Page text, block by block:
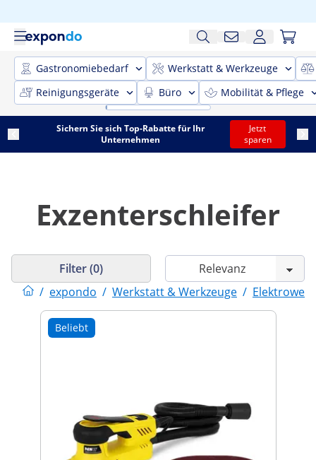
Gastronomiebedarf
Werkstatt & Werkzeuge
Reinigungsgeräte
Büro Mobilität & Pflege
Sichern Sie sich Top-Rabatte für Ihr
Unternehmen
Jetzt
sparen
Exzenterschleifer
/ expondo / Werkstatt & Werkzeuge /
Filter (0)
Beliebt